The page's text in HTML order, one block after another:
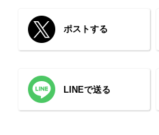
ポストする
LINEで送る